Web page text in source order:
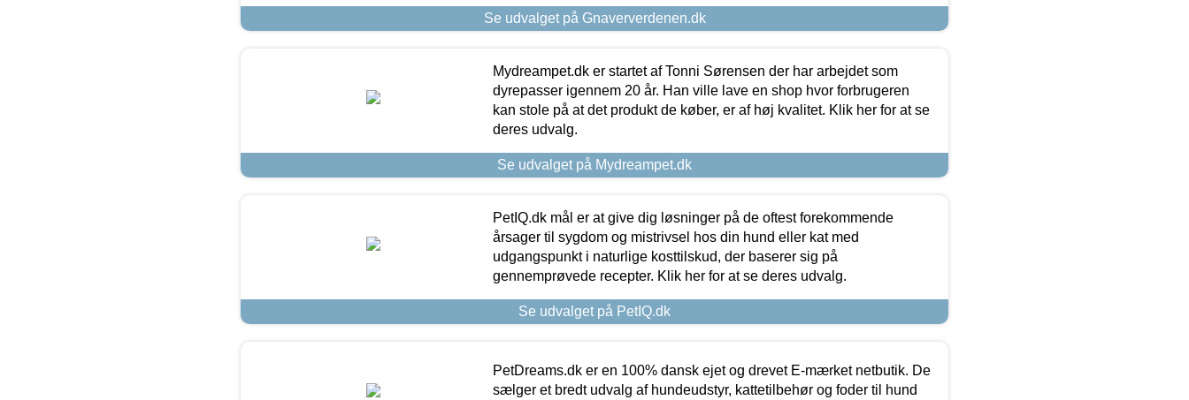
Se udvalget på Gnaververdenen.dk
Mydreampet.dk er startet af Tonni Sørensen der har arbejdet som
dyrepasser igennem 20 år. Han ville lave en shop hvor forbrugeren
kan stole på at det produkt de køber, er af høj kvalitet. Klik her for at se
deres udvalg.
Se udvalget på Mydreampet.dk
PetIQ.dk mål er at give dig løsninger på de oftest forekommende
årsager til sygdom og mistrivsel hos din hund eller kat med
udgangspunkt i naturlige kosttilskud, der baserer sig på
gennemprøvede recepter. Klik her for at se deres udvalg.
Se udvalget på PetIQ.dk
PetDreams.dk er en 100% dansk ejet og drevet E-mærket netbutik. De
sælger et bredt udvalg af hundeudstyr, kattetilbehør og foder til hund